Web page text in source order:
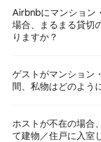
Airbnbにマンション
場合、まるまる貸切
りますか？
ゲストがマンション
間、私物はどのよう
ホストが不在の場合
て建物／住戸に入室